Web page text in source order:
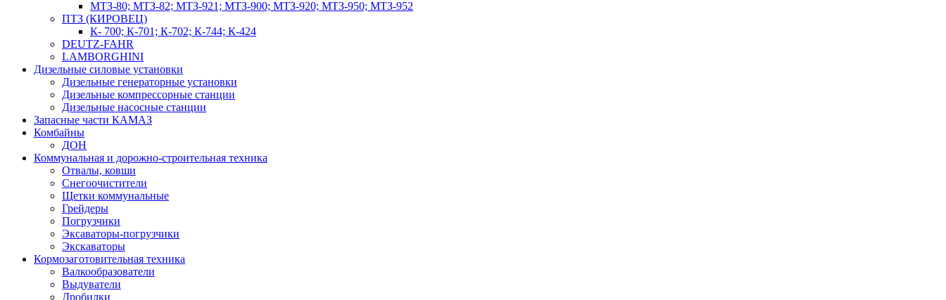
МТЗ-80; МТЗ-82; МТЗ-921; МТЗ-900; МТЗ-920; МТЗ-950; МТЗ-952
ПТЗ (КИРОВЕЦ)
К- 700; К-701; К-702; К-744; К-424
DEUTZ-FAHR
LAMBORGHINI
Дизельные силовые установки
Дизельные генераторные установки
Дизельные компрессорные станции
Дизельные насосные станции
Запасные части КАМАЗ
Комбайны
ДОН
Коммунальная и дорожно-строительная техника
Отвалы, ковши
Снегоочистители
Щетки коммунальные
Грейдеры
Погрузчики
Эксаваторы-погрузчики
Экскаваторы
Кормозаготовительная техника
Валкообразователи
Выдуватели
Дробилки